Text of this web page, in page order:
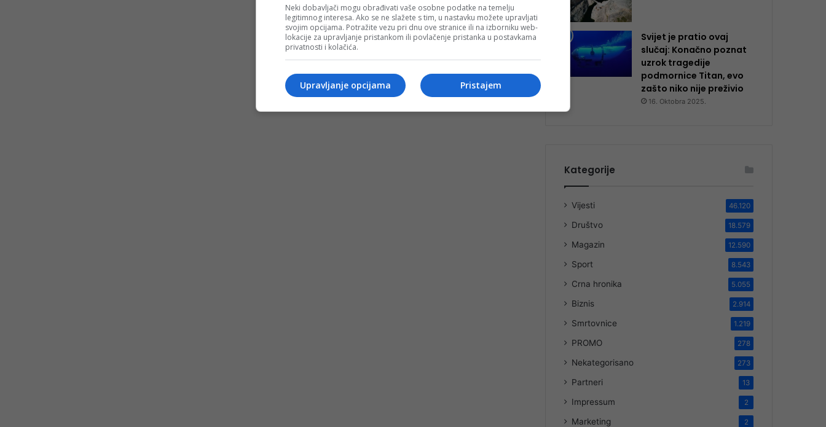
Svijet je pratio ovaj
slučaj: Konačno poznat
uzrok tragedije
podmornice Titan, evo
zašto niko nije preživio
16. Oktobra 2025.
Kategorije
Vijesti 46.120
Društvo 18.579
Magazin 12.590
Sport 8.543
Crna hronika 5.055
Biznis 2.914
Smrtovnice 1.219
PROMO 278
Nekategorisano 273
Partneri 13
Impressum 2
Marketing 2
Neki dobavljači mogu obrađivati vaše osobne podatke na temelju
legitimnog interesa. Ako se ne slažete s tim, u nastavku možete upravljati
svojim opcijama. Potražite vezu pri dnu ove stranice ili na izborniku web-
lokacije za upravljanje pristankom ili povlačenje pristanka u postavkama
privatnosti i kolačića.
Pristajem
Upravljanje opcijama